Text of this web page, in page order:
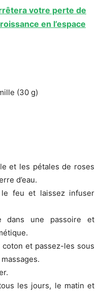
votre perte de
en l’espace
(30 g)
et les pétales de roses
d’eau.
feu et laissez infuser
dans une passoire et
et passez-les sous
les jours, le matin et